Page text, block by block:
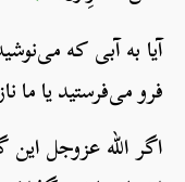
آیا به آبی که
فرو می‌فرستید یا ما
اگر الله عزوجل این